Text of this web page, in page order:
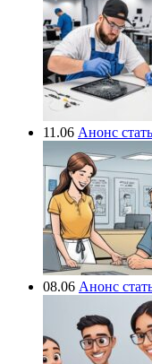
11.06 Анонс
08.06 Анонс